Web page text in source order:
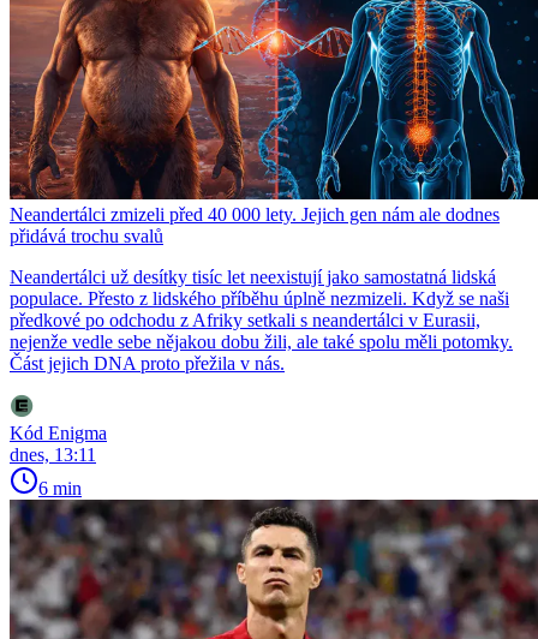
Neandertálci zmizeli před 40 000 lety. Jejich gen nám ale dodnes
přidává trochu svalů
Neandertálci už desítky tisíc let neexistují jako samostatná lidská
populace. Přesto z lidského příběhu úplně nezmizeli. Když se naši
předkové po odchodu z Afriky setkali s neandertálci v Eurasii,
nejenže vedle sebe nějakou dobu žili, ale také spolu měli potomky.
Část jejich DNA proto přežila v nás.
Kód Enigma
dnes, 13:11
6 min